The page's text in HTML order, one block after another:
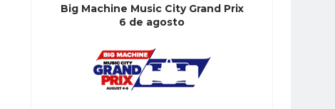
Big Machine Music City Grand Prix
6 de agosto